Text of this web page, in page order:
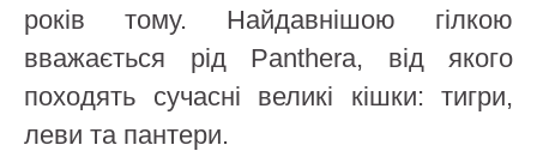
років тому. Найдавнішою гілкою
вважається рід Panthera, від якого
походять сучасні великі кішки: тигри,
леви та пантери.